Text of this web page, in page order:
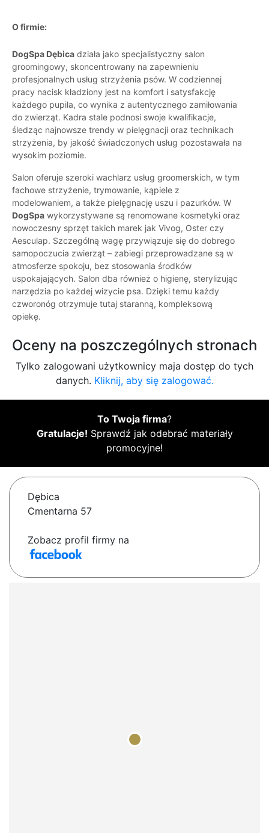
O firmie:
DogSpa Dębica działa jako specjalistyczny salon
groomingowy, skoncentrowany na zapewnieniu
profesjonalnych usług strzyżenia psów. W codziennej
pracy nacisk kładziony jest na komfort i satysfakcję
każdego pupila, co wynika z autentycznego zamiłowania
do zwierząt. Kadra stale podnosi swoje kwalifikacje,
śledząc najnowsze trendy w pielęgnacji oraz technikach
strzyżenia, by jakość świadczonych usług pozostawała na
wysokim poziomie.
Salon oferuje szeroki wachlarz usług groomerskich, w tym
fachowe strzyżenie, trymowanie, kąpiele z
modelowaniem, a także pielęgnację uszu i pazurków. W
DogSpa wykorzystywane są renomowane kosmetyki oraz
nowoczesny sprzęt takich marek jak Vivog, Oster czy
Aesculap. Szczególną wagę przywiązuje się do dobrego
samopoczucia zwierząt – zabiegi przeprowadzane są w
atmosferze spokoju, bez stosowania środków
uspokajających. Salon dba również o higienę, sterylizując
narzędzia po każdej wizycie psa. Dzięki temu każdy
czworonóg otrzymuje tutaj staranną, kompleksową
opiekę.
Oceny na poszczególnych stronach
Tylko zalogowani użytkownicy maja dostęp do tych
danych. Kliknij, aby się zalogować.
To Twoja firma?
Gratulacje! Sprawdź jak odebrać materiały
promocyjne!
Dębica
Cmentarna 57
Zobacz profil firmy na